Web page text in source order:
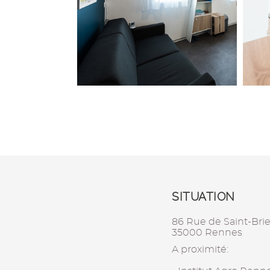
SITUATION
86 Rue de Saint-
35000 Rennes
A proximité: